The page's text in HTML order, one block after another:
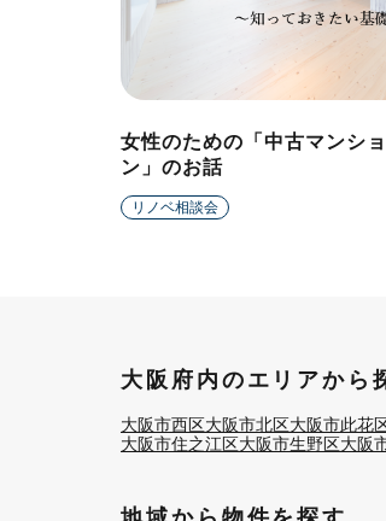
女性のための「中古マンシ
ン」のお話
リノベ相談会
大阪府内のエリアから
大阪市西区大阪市北区大阪市此花
大阪市住之江区大阪市生野区大阪